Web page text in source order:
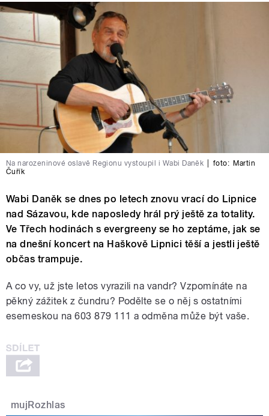
Na narozeninové oslavě Regionu vystoupil i Wabi Daněk foto: Martin
Čuřík
Wabi Daněk se dnes po letech znovu vrací do Lipnice
nad Sázavou, kde naposledy hrál prý ještě za totality.
Ve Třech hodinách s evergreeny se ho zeptáme, jak se
na dnešní koncert na Haškově Lipnici těší a jestli ještě
občas trampuje.
A co vy, už jste letos vyrazili na vandr? Vzpomínáte na
pěkný zážitek z čundru? Podělte se o něj s ostatními
esemeskou na 603 879 111 a odměna může být vaše.
mujRozhlas